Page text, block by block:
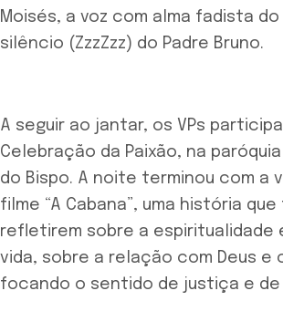
Moisés, a voz com alma fadista do
silêncio (ZzzZzz) do Padre Bruno.
A seguir ao jantar, os VPs
Celebração da Paixão, na
do Bispo. A noite terminou com a
filme “A Cabana”, uma história que
refletirem sobre a espiritualidade
vida, sobre a relação com Deus e
focando o sentido de justiça e de